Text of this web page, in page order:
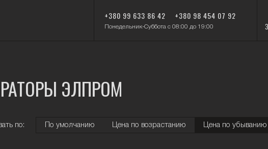
+380 99 633 86 42 +380 98 454 07 92
Понедельник-Суббота с 08:00 до 19:00
ЭЛПРОМ
по: По умолчанию Цена по возрастанию Цена по убыванию